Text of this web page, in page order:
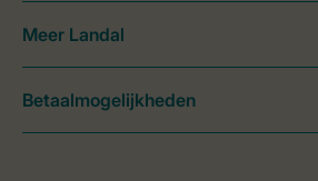
Meer Landal
Betaalmogelijkheden